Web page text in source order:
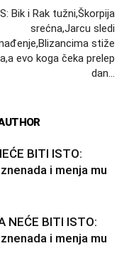
Bik i Rak tužni,Škorpija
srećna,Jarcu sledi
stiže
evo koga čeka prelep
dan…
BITI ISTO:
i menja mu
NEĆE BITI ISTO:
i menja mu